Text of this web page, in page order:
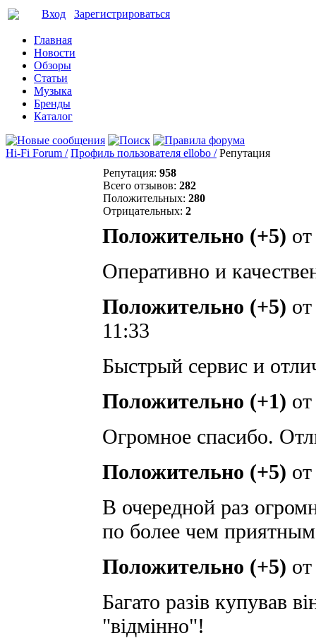
Вход Зарегистрироваться
Главная
Новости
Обзоры
Статьи
Музыка
Бренды
Каталог
Hi-Fi Forum / Профиль пользователя ellobo / Репутация
Репутация: 958
Всего отзывов: 282
Положительных: 280
Отрицательных: 2
Положительно (+5)
Оперативно и
Положительно (+5)
11:33
Быстрый сервис и
Положительно (+1)
Огромное спасибо.
Положительно (+5)
В очередной раз
по более чем
Положительно (+5)
Багато разів купував
"відмінно"!